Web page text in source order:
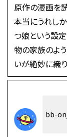
原作の漫画を
本当にうれし
つ娘という設
物の家族のよ
いが絶妙に織
bb-